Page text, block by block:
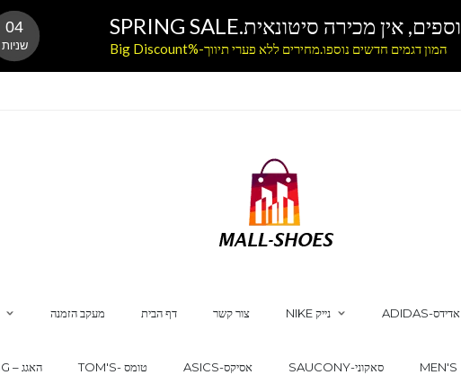
מעקב הזמנה דף הבית צור קשר NIKE נייק ADIDAS-אדידס
UGG – האגג TOM'S- טומס ASICS-אסיקס SAUCONY-סאקוני MEN'S
המון דגמים חדשים נוספו.מחירים ללא פערי תיווך-%Big Discount
03
שניות